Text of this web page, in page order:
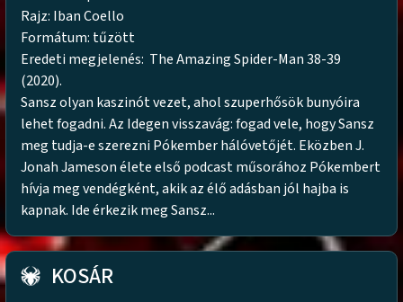
Rajz: Iban Coello
Formátum: tűzött
Eredeti megjelenés: The Amazing Spider-Man 38-39
(2020).
Sansz olyan kaszinót vezet, ahol szuperhősök bunyóira
lehet fogadni. Az Idegen visszavág: fogad vele, hogy Sansz
meg tudja-e szerezni Pókember hálóvetőjét. Eközben J.
Jonah Jameson élete első podcast műsorához Pókembert
hívja meg vendégként, akik az élő adásban jól hajba is
kapnak. Ide érkezik meg Sansz...
KOSÁR